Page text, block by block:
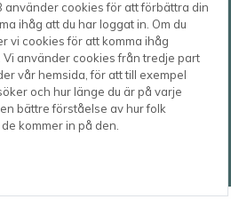
använder cookies för att förbättra din
ihåg att du har loggat in. Om du
vi cookies för att komma ihåg
använder cookies från tredje part
vår hemsida, för att till exempel
och hur länge du är på varje
bättre förståelse av hur folk
kommer in på den.
Telefon
0498-22 61 32
E-post
order@wessmans.com